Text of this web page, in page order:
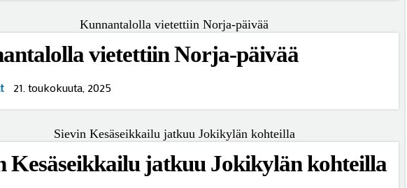
vietettiin Norja-päivää
21. toukokuuta, 2025
Kesäseikkailu jatkuu Jokikylän kohteilla